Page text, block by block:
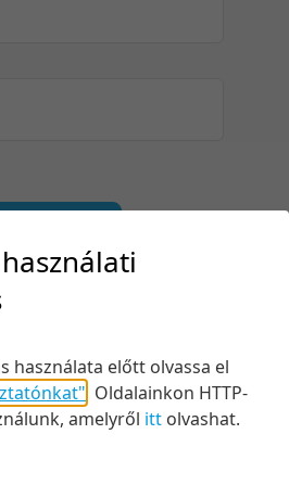
Kezdés/felvétel dátuma szerint
Relevancia szerint
Kezdés/felvétel dátuma szerint
használata előtt olvassa el
Oldalainkon HTTP-
amelyről itt olvashat.